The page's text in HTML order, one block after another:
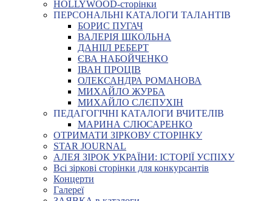
HOLLYWOOD-сторінки
ПЕРСОНАЛЬНІ КАТАЛОГИ ТАЛАНТІВ
БОРИС ПУГАЧ
ВАЛЕРІЯ ШКОЛЬНА
ДАНІІЛ РЕБЕРТ
ЄВА НАБОЙЧЕНКО
ІВАН ПРОЦІВ
ОЛЕКСАНДРА РОМАНОВА
МИХАЙЛО ЖУРБА
МИХАЙЛО СЛЄПУХІН
ПЕДАГОГІЧНІ КАТАЛОГИ ВЧИТЕЛІВ
МАРИНА СЛЮСАРЕНКО
ОТРИМАТИ ЗІРКОВУ СТОРІНКУ
STAR JOURNAL
АЛЕЯ ЗІРОК УКРАЇНИ: ІСТОРІЇ УСПІХУ
Всі зіркові сторінки для конкурсантів
Концерти
Галереї